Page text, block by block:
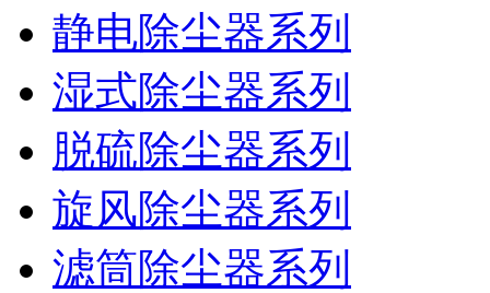
静电除尘器系列
湿式除尘器系列
脱硫除尘器系列
旋风除尘器系列
滤筒除尘器系列